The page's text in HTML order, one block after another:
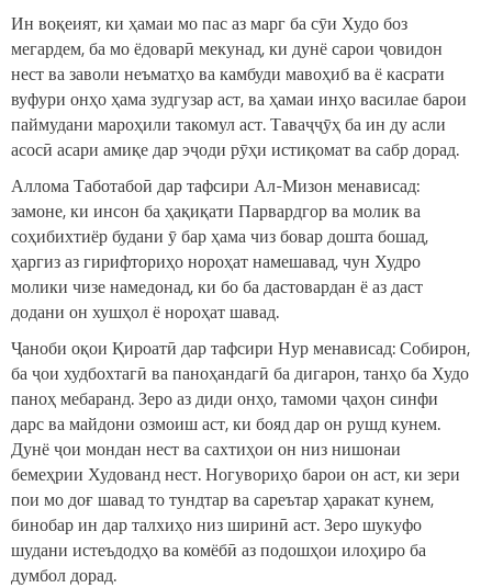
Ин воқеият, ки ҳамаи мо пас аз марг ба сӯи Худо боз
мегардем, ба мо ёдоварӣ мекунад, ки дунё сарои ҷовидон
нест ва заволи неъматҳо ва камбуди мавоҳиб ва ё касрати
вуфури онҳо ҳама зудгузар аст, ва ҳамаи инҳо василае барои
паймудани мароҳили такомул аст. Таваҷҷӯҳ ба ин ду асли
асосӣ асари амиқе дар эҷоди рӯҳи истиқомат ва сабр дорад.
Аллома Таботабоӣ дар тафсири Ал-Мизон менависад:
замоне, ки инсон ба ҳақиқати Парвардгор ва молик ва
соҳибихтиёр будани ӯ бар ҳама чиз бовар дошта бошад,
ҳаргиз аз гирифториҳо нороҳат намешавад, чун Худро
молики чизе намедонад, ки бо ба дастовардан ё аз даст
додани он хушҳол ё нороҳат шавад.
Ҷаноби оқои Қироатӣ дар тафсири Нур менависад: Собирон,
ба ҷои худбохтагӣ ва паноҳандагӣ ба дигарон, танҳо ба Худо
паноҳ мебаранд. Зеро аз диди онҳо, тамоми ҷаҳон синфи
дарс ва майдони озмоиш аст, ки бояд дар он рушд кунем.
Дунё ҷои мондан нест ва сахтиҳои он низ нишонаи
бемеҳрии Худованд нест. Ногувориҳо барои он аст, ки зери
пои мо доғ шавад то тундтар ва сареътар ҳаракат кунем,
бинобар ин дар талхиҳо низ ширинӣ аст. Зеро шукуфо
шудани истеъдодҳо ва комёбӣ аз подошҳои илоҳиро ба
думбол дорад.